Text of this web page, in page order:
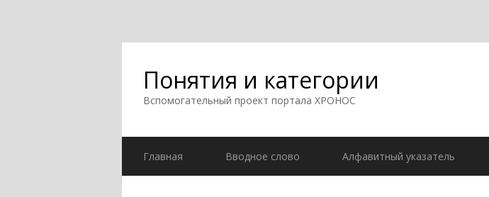
Понятия и категории
Вспомогательный проект портала ХРОНОС
Главная Вводное слово Алфавитный указатель